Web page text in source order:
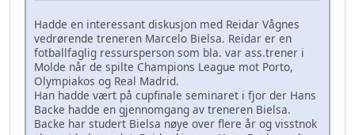
Hadde en interessant diskusjon med Reidar Vågnes
vedrørende treneren Marcelo Bielsa. Reidar er en
fotballfaglig ressursperson som bla. var ass.trener i
Molde når de spilte Champions League mot Porto,
Olympiakos og Real Madrid.
Han hadde vært på cupfinale seminaret i fjor der Hans
Backe hadde en gjennomgang av treneren Bielsa.
Backe har studert Bielsa nøye over flere år og visstnok